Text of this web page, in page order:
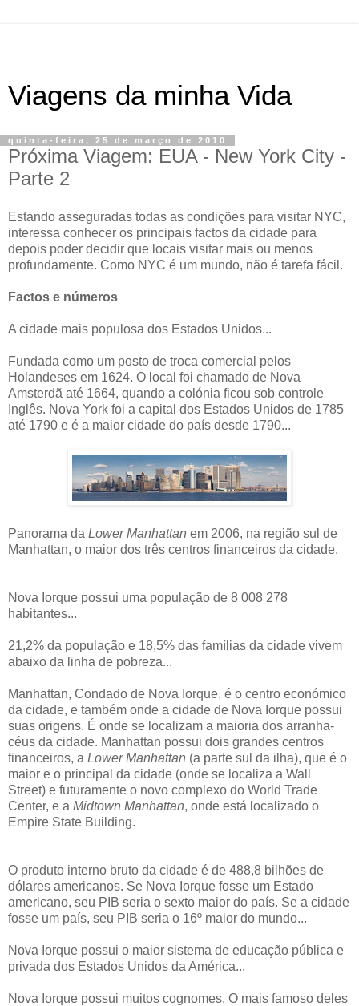
Viagens da minha Vida
quinta-feira, 25 de março de 2010
Próxima Viagem: EUA - New York City -
Parte 2
Estando asseguradas todas as condições para visitar NYC,
interessa conhecer os principais factos da cidade para
depois poder decidir que locais visitar mais ou menos
profundamente. Como NYC é um mundo, não é tarefa fácil.
Factos e números
A cidade mais populosa dos Estados Unidos...
Fundada como um posto de troca comercial pelos
Holandeses em 1624. O local foi chamado de Nova
Amsterdã até 1664, quando a colónia ficou sob controle
Inglês. Nova York foi a capital dos Estados Unidos de 1785
até 1790 e é a maior cidade do país desde 1790...
Panorama da Lower Manhattan em 2006, na região sul de
Manhattan, o maior dos três centros financeiros da cidade.
Nova Iorque possui uma população de 8 008 278
habitantes...
21,2% da população e 18,5% das famílias da cidade vivem
abaixo da linha de pobreza...
Manhattan, Condado de Nova Iorque, é o centro económico
da cidade, e também onde a cidade de Nova Iorque possui
suas origens. É onde se localizam a maioria dos arranha-
céus da cidade. Manhattan possui dois grandes centros
financeiros, a Lower Manhattan (a parte sul da ilha), que é o
maior e o principal da cidade (onde se localiza a Wall
Street) e futuramente o novo complexo do World Trade
Center, e a Midtown Manhattan, onde está localizado o
Empire State Building.
O produto interno bruto da cidade é de 488,8 bilhões de
dólares americanos. Se Nova Iorque fosse um Estado
americano, seu PIB seria o sexto maior do país. Se a cidade
fosse um país, seu PIB seria o 16º maior do mundo...
Nova Iorque possui o maior sistema de educação pública e
privada dos Estados Unidos da América...
Nova Iorque possui muitos cognomes. O mais famoso deles